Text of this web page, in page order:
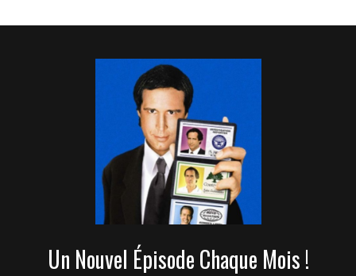
Un Nouvel Épisode Chaque Mois !